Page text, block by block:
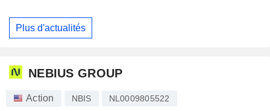
Plus d'actualités
NEBIUS GROUP
Action NBIS NL0009805522